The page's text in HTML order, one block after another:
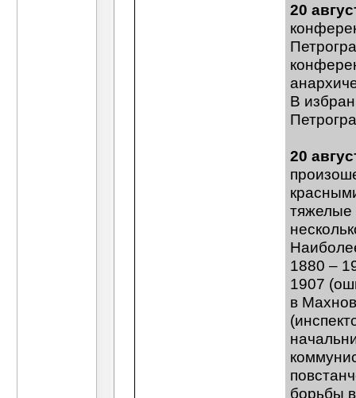
20
В
20
тяжелые
1880 –
1907
в
борьбы